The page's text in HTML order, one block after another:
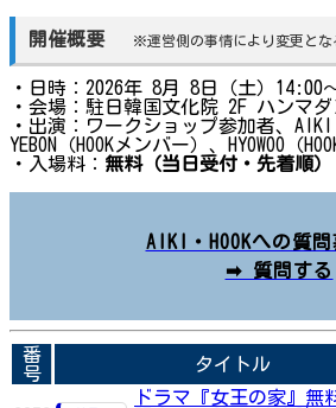
開催概要 ※運営側の事情により変更とな
・日時：2026年 8月 8日（土）14:00
・会場：駐日韓国文化院 2F ハンマ
・出演：ワークショップ参加者、AIKI
YEBON（HOOKメンバー）、HYOWOO（
・入場料： 無料（当日受付・先着順）
AIKI・HOOKへの質問
➡ 質問する
番
号
タイトル
ドラマ『女王の家』無